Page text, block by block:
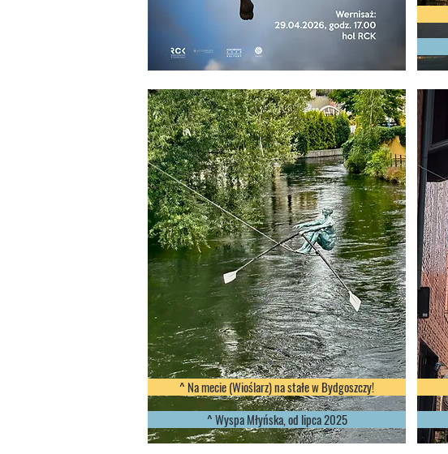
^ Na mecie (Wioślarz) na stałe w Bydgoszczy!
^ Wyspa Młyńska, od lipca 2025